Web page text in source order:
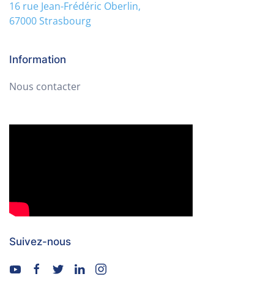
16 rue Jean-Frédéric Oberlin,
67000 Strasbourg
Information
Nous contacter
Suivez-nous